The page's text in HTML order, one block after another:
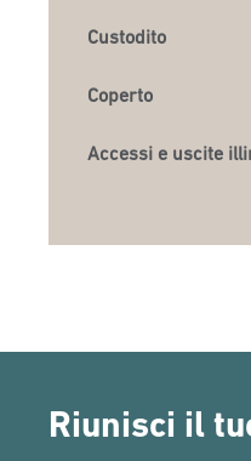
Custodito
Coperto
Accessi e uscite
Riunisci il